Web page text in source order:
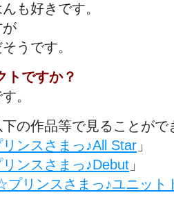
も好きです。
が
うです。
トですか？
。
の作品等で見ることがで
ンスさまっ♪All Star 」
ンスさまっ♪Debut 」
プリンスさまっ♪ユニット